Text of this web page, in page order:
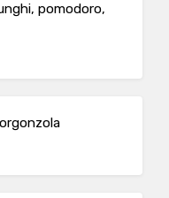
pomodoro,